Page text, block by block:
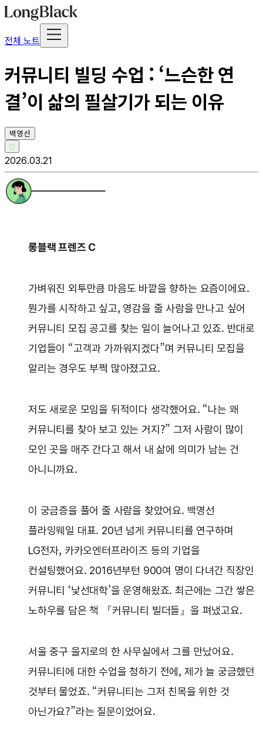
전체 노트
커뮤니티 빌딩 수업 : ‘느슨한 연
결’이 삶의 필살기가 되는 이유
백영선
C
2026.03.21
롱블랙 프렌즈 C
가벼워진 외투만큼 마음도 바깥을 향하는 요즘이에요.
뭔가를 시작하고 싶고, 영감을 줄 사람을 만나고 싶어
커뮤니티 모집 공고를 찾는 일이 늘어나고 있죠. 반대로
기업들이 “고객과 가까워지겠다”며 커뮤니티 모집을
알리는 경우도 부쩍 많아졌고요.
저도 새로운 모임을 뒤적이다 생각했어요. “나는 왜
커뮤니티를 찾아 보고 있는 거지?” 그저 사람이 많이
모인 곳을 매주 간다고 해서 내 삶에 의미가 남는 건
아니니까요.
이 궁금증을 풀어 줄 사람을 찾았어요. 백영선
플라잉웨일 대표. 20년 넘게 커뮤니티를 연구하며
LG전자, 카카오엔터프라이즈 등의 기업을
컨설팅했어요. 2016년부턴 900여 명이 다녀간 직장인
커뮤니티 ‘낯선대학’을 운영해왔죠. 최근에는 그간 쌓은
노하우를 담은 책 『커뮤니티 빌더들』을 펴냈고요.
서울 중구 을지로의 한 사무실에서 그를 만났어요.
커뮤니티에 대한 수업을 청하기 전에, 제가 늘 궁금했던
것부터 물었죠. “커뮤니티는 그저 친목을 위한 것
아닌가요?”라는 질문이었어요.